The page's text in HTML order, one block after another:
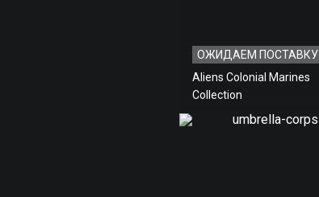
ОЖИДАЕМ ПОСТАВКУ
Aliens Colonial Marines
Collection